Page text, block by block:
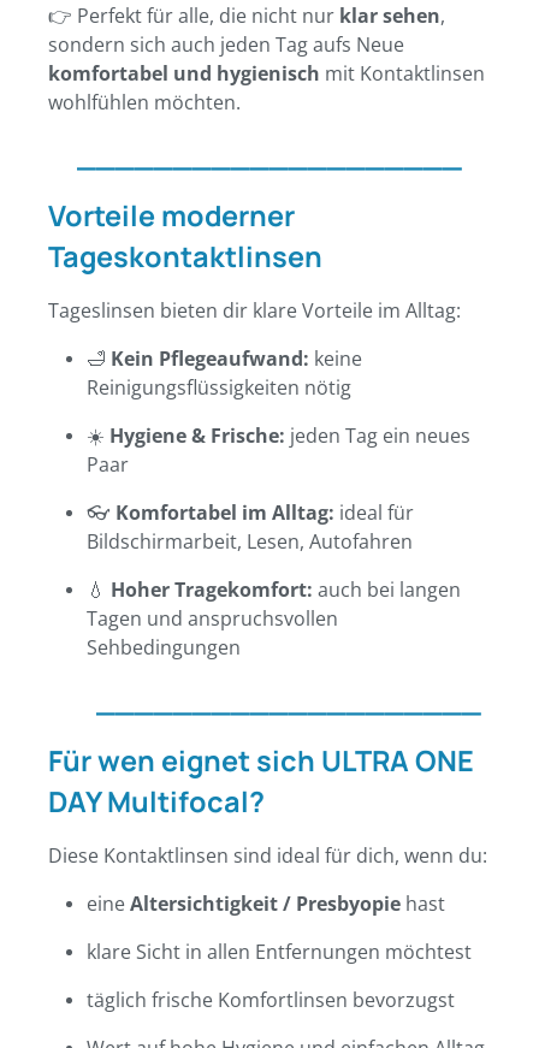
👉 Perfekt für alle, die nicht nur klar sehen,
sondern sich auch jeden Tag aufs Neue
komfortabel und hygienisch mit Kontaktlinsen
wohlfühlen möchten.
Vorteile moderner
Tageskontaktlinsen
Tageslinsen bieten dir klare Vorteile im Alltag:
🛁 Kein Pflegeaufwand: keine
Reinigungsflüssigkeiten nötig
☀️ Hygiene & Frische: jeden Tag ein neues
Paar
👓 Komfortabel im Alltag: ideal für
Bildschirmarbeit, Lesen, Autofahren
💧 Hoher Tragekomfort: auch bei langen
Tagen und anspruchsvollen
Sehbedingungen
Für wen eignet sich ULTRA ONE
DAY Multifocal?
Diese Kontaktlinsen sind ideal für dich, wenn du:
eineAltersichtigkeit / Presbyopie hast
klare Sicht in allen Entfernungen möchtest
täglich frische Komfortlinsen bevorzugst